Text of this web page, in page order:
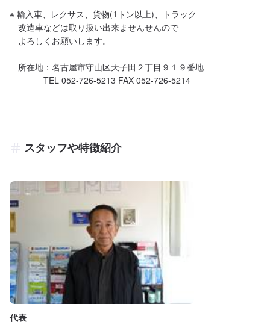
※ 輸入車、レクサス、貨物(1トン以上)、トラック
改造車などは取り扱い出来ませんせんので
よろしくお願いします。
所在地：名古屋市守山区天子田２丁目９１９番地
TEL 052-726-5213 FAX 052-726-5214
スタッフや特徴紹介
代表